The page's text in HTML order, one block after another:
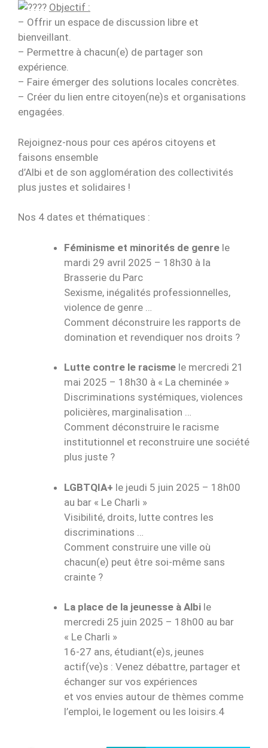
Objectif :
– Offrir un espace de discussion libre et
bienveillant.
– Permettre à chacun(e) de partager son
expérience.
– Faire émerger des solutions locales concrètes.
– Créer du lien entre citoyen(ne)s et organisations
engagées.
Rejoignez-nous pour ces apéros citoyens et
faisons ensemble
d’Albi et de son agglomération des collectivités
plus justes et solidaires !
Nos 4 dates et thématiques :
Féminisme et minorités de genrele
mardi 29 avril 2025 – 18h30 à la
Brasserie du Parc
Sexisme, inégalités professionnelles,
violence de genre …
Comment déconstruire les rapports de
domination et revendiquer nos droits ?
Lutte contre le racismele mercredi 21
mai 2025 – 18h30 à « La cheminée »
Discriminations systémiques, violences
policières, marginalisation …
Comment déconstruire le racisme
institutionnel et reconstruire une société
plus juste ?
LGBTQIA+ le jeudi 5 juin 2025 – 18h00
au bar « Le Charli »
Visibilité, droits, lutte contres les
discriminations …
Comment construire une ville où
chacun(e) peut être soi-même sans
crainte ?
La place de la jeunesse à Albile
mercredi 25 juin 2025 – 18h00 au bar
« Le Charli »
16-27 ans, étudiant(e)s, jeunes
actif(ve)s : Venez débattre, partager et
échanger sur vos expériences
et vos envies autour de thèmes comme
l’emploi, le logement ou les loisirs.4